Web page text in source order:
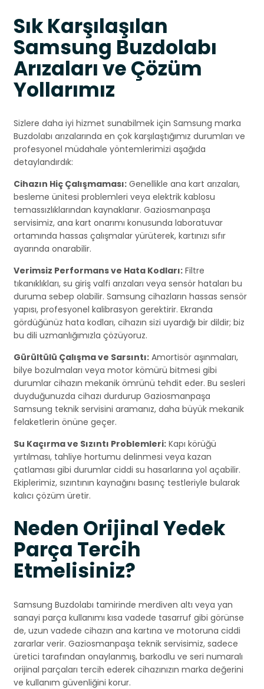
Sık Karşılaşılan
Samsung Buzdolabı
Arızaları ve Çözüm
Yollarımız
Sizlere daha iyi hizmet sunabilmek için Samsung marka
Buzdolabı arızalarında en çok karşılaştığımız durumları ve
profesyonel müdahale yöntemlerimizi aşağıda
detaylandırdık:
Cihazın Hiç Çalışmaması: Genellikle ana kart arızaları,
besleme ünitesi problemleri veya elektrik kablosu
temassızlıklarından kaynaklanır. Gaziosmanpaşa
servisimiz, ana kart onarımı konusunda laboratuvar
ortamında hassas çalışmalar yürüterek, kartınızı sıfır
ayarında onarabilir.
Verimsiz Performans ve Hata Kodları: Filtre
tıkanıklıkları, su giriş valfi arızaları veya sensör hataları bu
duruma sebep olabilir. Samsung cihazların hassas sensör
yapısı, profesyonel kalibrasyon gerektirir. Ekranda
gördüğünüz hata kodları, cihazın sizi uyardığı bir dildir; biz
bu dili uzmanlığımızla çözüyoruz.
Gürültülü Çalışma ve Sarsıntı: Amortisör aşınmaları,
bilye bozulmaları veya motor kömürü bitmesi gibi
durumlar cihazın mekanik ömrünü tehdit eder. Bu sesleri
duyduğunuzda cihazı durdurup Gaziosmanpaşa
Samsung teknik servisini aramanız, daha büyük mekanik
felaketlerin önüne geçer.
Su Kaçırma ve Sızıntı Problemleri: Kapı körüğü
yırtılması, tahliye hortumu delinmesi veya kazan
çatlaması gibi durumlar ciddi su hasarlarına yol açabilir.
Ekiplerimiz, sızıntının kaynağını basınç testleriyle bularak
kalıcı çözüm üretir.
Neden Orijinal Yedek
Parça Tercih
Etmelisiniz?
Samsung Buzdolabı tamirinde merdiven altı veya yan
sanayi parça kullanımı kısa vadede tasarruf gibi görünse
de, uzun vadede cihazın ana kartına ve motoruna ciddi
zararlar verir. Gaziosmanpaşa teknik servisimiz, sadece
üretici tarafından onaylanmış, barkodlu ve seri numaralı
orijinal parçaları tercih ederek cihazınızın marka değerini
ve kullanım güvenliğini korur.